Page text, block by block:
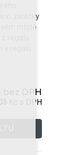
zarážky
místě
bez DPH
s DPH